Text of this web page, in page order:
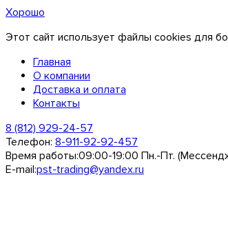
Хорошо
Этот сайт использует файлы cookies для
Главная
О компании
Доставка и оплата
Контакты
8 (812) 929-24-57
Телефон: 8-911-92-92-457
Время работы:09:00-19:00 Пн.-Пт.
E-mail:pst-trading@yandex.ru